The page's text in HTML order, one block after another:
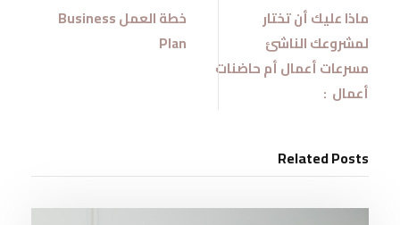
خطة العمل Business
Plan
ماذا عليك أن تختار
لمشروعك الناشئ
مسرعات أعمال أم حاضنات
أعمال :
Related Posts